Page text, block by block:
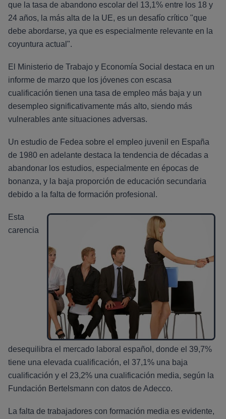
que la tasa de abandono escolar del 13,1% entre los 18 y
24 años, la más alta de la UE, es un desafío crítico "que
debe abordarse, ya que es especialmente relevante en la
coyuntura actual".
El Ministerio de Trabajo y Economía Social destaca en un
informe de marzo que los jóvenes con escasa
cualificación tienen una tasa de empleo más baja y un
desempleo significativamente más alto, siendo más
vulnerables ante situaciones adversas.
Un estudio de Fedea sobre el empleo juvenil en España
de 1980 en adelante destaca la tendencia de décadas a
abandonar los estudios, especialmente en épocas de
bonanza, y la baja proporción de educación secundaria
debido a la falta de formación profesional.
Esta
carencia
desequilibra el mercado laboral español, donde el 39,7%
tiene una elevada cualificación, el 37,1% una baja
cualificación y el 23,2% una cualificación media, según la
Fundación Bertelsmann con datos de Adecco.
La falta de trabajadores con formación media es evidente,